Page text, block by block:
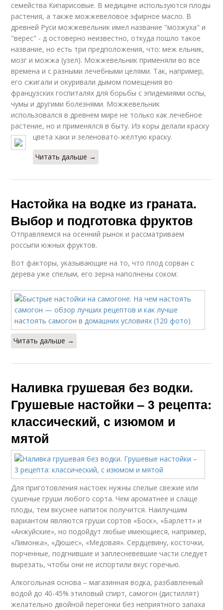
семейства Кипарисовые. В медицине используются плоды
растения, а также можжевеловое эфирное масло. В
древней Руси можжевельник имел название "мозжуха" и
"верес" - д остоверно неизвестно, откуда пошло такое
название, но есть три предположения, что: меж ельник,
мозг и можжа (узел). Можжевельник применяли во все
времена и с разными лечебными целями. Так, например,
его сжигали и окуривали дымом помещения во
французских госпиталях для борьбы с эпидемиями оспы,
чумы и другими болезнями. Можжевельник
использовался в древнем мире не только как лечебное
растение, но и применялся в быту. Из коры делали краску
цвета хаки и зеленовато-жёлтую краску.
Читать дальше →
Настойка на водке из граната.
Выбор и подготовка фруктов
Отправляемся на осенний рынок и рассматриваем
россыпи южных фруктов.
Вот факторы, указывающие на то, что плод сорван с
дерева уже спелым, его зерна наполнены соком:
Читать дальше →
Наливка грушевая без водки.
Грушевые настойки – 3 рецепта:
классический, с изюмом и
мятой
Для приготовления настоек нужны спелые свежие или
сушеные груши любого сорта. Чем ароматнее и слаще
плоды, тем вкуснее напиток получится. Наилучшим
вариантом являются груши сортов «Боск», «Барлетт» и
«Анжуйские», но подойдут любые имеющиеся, например,
«Лимонка», «Дюшес», «Медовая». Сердцевину, косточки,
порченные, подгнившие и заплесневевшие части следует
вырезать, чтобы они не испортили вкус горечью.
Алкогольная основа – магазинная водка, разбавленный
водой до 40-45% этиловый спирт, самогон (дистиллят)
желательно двойной перегонки без неприятного запаха